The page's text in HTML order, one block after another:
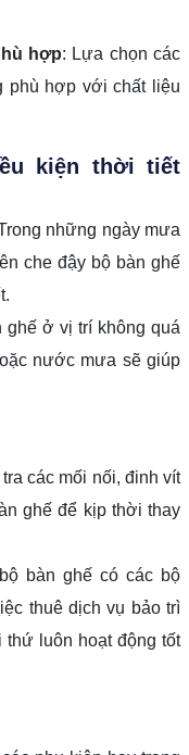
hợp: Lựa chọn các
phù hợp với chất liệu
kiện thời tiết
những ngày mưa
che đậy bộ bàn ghế
ghế ở vị trí không quá
nước mưa sẽ giúp
các mối nối, đinh vít
ghế để kịp thời thay
bàn ghế có các bộ
thuê dịch vụ bảo trì
thứ luôn hoạt động tốt